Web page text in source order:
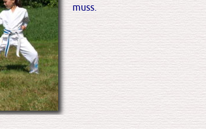
muss.